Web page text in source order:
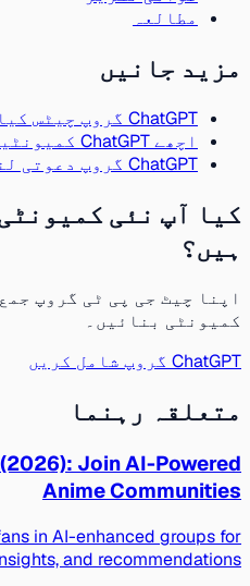
مطالعہ
مزید جانیں
ChatGPT گروپ چیٹس کیا ہیں؟
اچھے ChatGPT کمیونٹیز کیسے تلاش کریں
ChatGPT گروپ دعوتی لنکس کیسے کام کرتے ہیں
کیا آپ نئی
ہیں؟
اپنا چیٹ جی پی ٹی گروپ
کمیونٹی بنائیں۔
ChatGPT گروپ شامل کریں
متعلقہ رہنما
Join AI-Powered
Anime Communities
in AI-enhanced groups for
and recommendations.